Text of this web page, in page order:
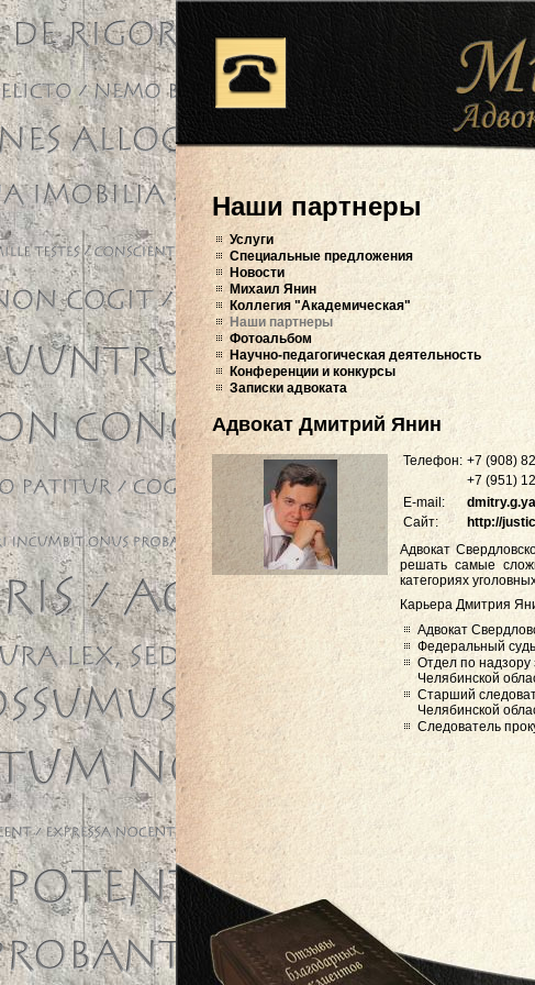
Наши партнеры
Услуги
Специальные предложения
Новости
Михаил Янин
Коллегия "Академическая"
Наши партнеры
Фотоальбом
Научно-педагогическая деятельность
Конференции и конкурсы
Записки адвоката
Адвокат Дмитрий Янин
Телефон: +7 (908)
+7 (951)
E-mail:
Сайт:
http://
Адвокат
решать самые
категориях
Карьера Дмитрия
Адвокат
Федеральный
Отдел по надзору
Челябинской
Старший
Челябинской
Следователь